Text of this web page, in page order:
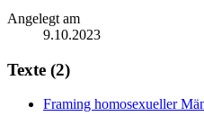
Angelegt am
9.10.2023
Texte (2)
Framing homosexueller